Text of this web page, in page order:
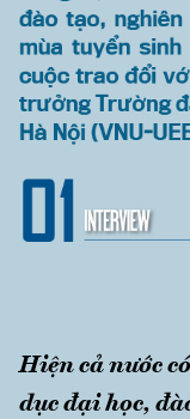
Hiện cả nước
dục đại học,